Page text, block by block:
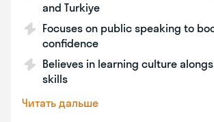
and Turkiye
Focuses on public speaking to
confidence
Believes in learning culture
skills
Читать дальше